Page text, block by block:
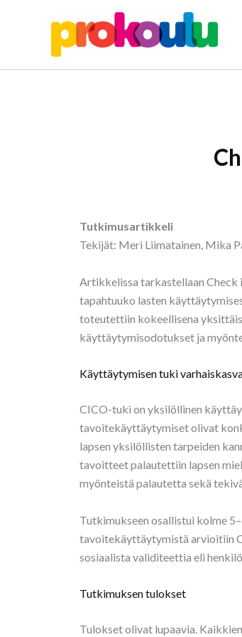
Tutkimusartikkeli
Tekijät: Meri Liimatainen, Mika
Artikkelissa tarkastellaan Check
tapahtuuko lasten
toteutettiin kokeellisena
käyttäytymisodotukset ja
Käyttäytymisen tuki
CICO-tuki on yksilöllinen
tavoitekäyttäytymiset olivat
lapsen yksilöllisten tarpeiden
tavoitteet palautettiin lapsen
myönteistä palautetta sekä
Tutkimukseen osallistui kolme
tavoitekäyttäytymistä arvioitiin
sosiaalista validiteettia eli
Tutkimuksen tulokset
Tulokset olivat lupaavia.